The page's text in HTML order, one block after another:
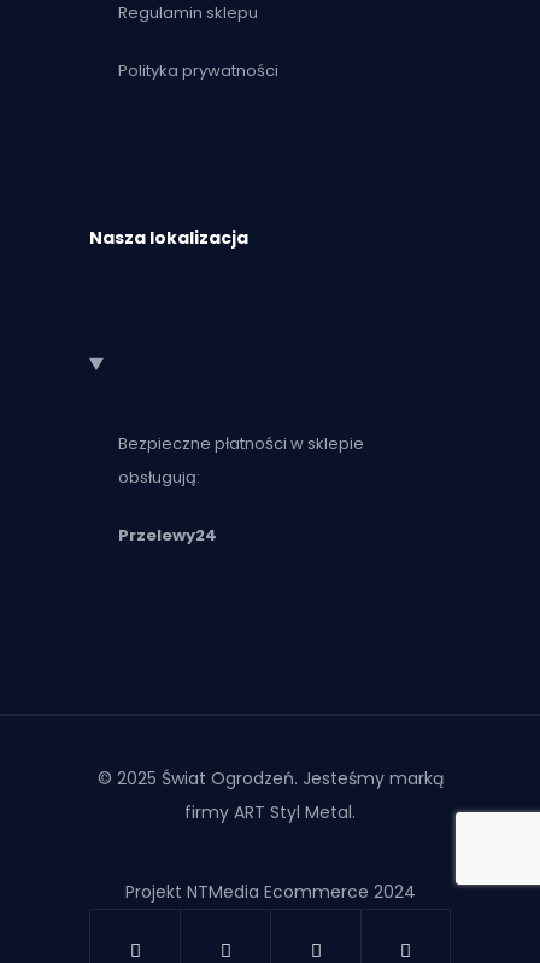
Regulamin sklepu
Polityka prywatności
Nasza lokalizacja
Bezpieczne płatności w sklepie
obsługują:
Przelewy24
© 2025 Świat Ogrodzeń. Jesteśmy marką
firmy ART Styl Metal.
Projekt NTMedia Ecommerce 2024